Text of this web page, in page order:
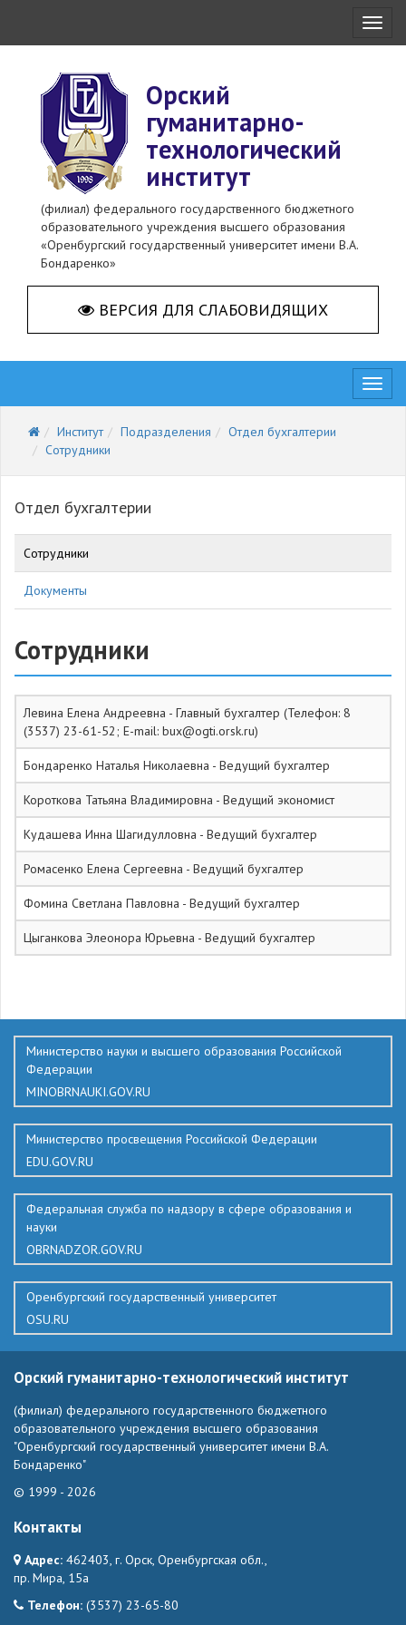
Орский
гуманитарно-
технологический
институт
(филиал) федерального государственного бюджетного
образовательного учреждения высшего образования
«Оренбургский государственный университет имени В.А.
Бондаренко»
ВЕРСИЯ ДЛЯ СЛАБОВИДЯЩИХ
Институт
Подразделения
Отдел бухгалтерии
Сотрудники
Отдел бухгалтерии
Сотрудники
Документы
Сотрудники
Левина Елена Андреевна - Главный бухгалтер (Телефон: 8
(3537) 23-61-52; E-mail: bux@ogti.orsk.ru)
Бондаренко Наталья Николаевна - Ведущий бухгалтер
Короткова Татьяна Владимировна - Ведущий экономист
Кудашева Инна Шагидулловна - Ведущий бухгалтер
Ромасенко Елена Сергеевна - Ведущий бухгалтер
Фомина Светлана Павловна - Ведущий бухгалтер
Цыганкова Элеонора Юрьевна - Ведущий бухгалтер
Министерство науки и высшего образования Российской
Федерации
MINOBRNAUKI.GOV.RU
Министерство просвещения Российской Федерации
EDU.GOV.RU
Федеральная служба по надзору в сфере образования и
науки
OBRNADZOR.GOV.RU
Оренбургский государственный университет
OSU.RU
Орский гуманитарно-технологический институт
(филиал) федерального государственного бюджетного
образовательного учреждения высшего образования
"Оренбургский государственный университет имени В.А.
Бондаренко"
© 1999 - 2026
Контакты
Адрес: 462403, г. Орск, Оренбургская обл.,
пр. Мира, 15а
Телефон: (3537) 23-65-80